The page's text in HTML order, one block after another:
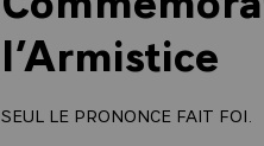
l’Armistice
SEUL LE PRONONCE FAIT FOI.